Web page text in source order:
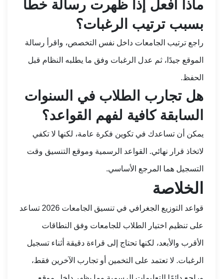
ماذا أفعل إذا ظهرت رسالة خطأ
بسبب ترتيب الرغبات؟
راجع ترتيب الجامعات داخل نفس التخصص، واقرأ رسالة
الموقع جيدًا، ثم عدل الرغبات وفق ما يطلبه النظام قبل
الحفظ.
هل تجارب الطلاب في السنوات
السابقة كافية لفهم القواعد؟
يمكن أن تساعدك في تكوين فكرة عامة، لكنها لا تكفي
لاتخاذ قرار نهائي. القواعد الرسمية وموقع التنسيق وقت
التسجيل هما المرجع الأساسي.
الخلاصة
قواعد التوزيع الجغرافي في تنسيق الجامعات 2026 تساعد
على تنظيم اختيار الطلاب للجامعات وفق النطاقات
الأقرب والأبعد، لكنها تحتاج إلى قراءة دقيقة أثناء تسجيل
الرغبات. لا تعتمد على التخمين أو تجارب الآخرين فقط،